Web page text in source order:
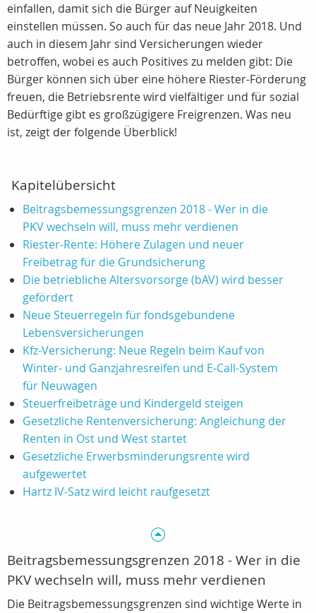
einfallen, damit sich die Bürger auf Neuigkeiten
einstellen müssen. So auch für das neue Jahr 2018. Und
auch in diesem Jahr sind Versicherungen wieder
betroffen, wobei es auch Positives zu melden gibt: Die
Bürger können sich über eine höhere Riester-Förderung
freuen, die Betriebsrente wird vielfältiger und für sozial
Bedürftige gibt es großzügigere Freigrenzen. Was neu
ist, zeigt der folgende Überblick!
Kapitelübersicht
Beitragsbemessungsgrenzen 2018 - Wer in die
PKV wechseln will, muss mehr verdienen
Riester-Rente: Höhere Zulagen und neuer
Freibetrag für die Grundsicherung
Die betriebliche Altersvorsorge (bAV) wird besser
gefördert
Neue Steuerregeln für fondsgebundene
Lebensversicherungen
Kfz-Versicherung: Neue Regeln beim Kauf von
Winter- und Ganzjahresreifen und E-Call-System
für Neuwagen
Steuerfreibeträge und Kindergeld steigen
Gesetzliche Rentenversicherung: Angleichung der
Renten in Ost und West startet
Gesetzliche Erwerbsminderungsrente wird
aufgewertet
Hartz IV-Satz wird leicht raufgesetzt
Beitragsbemessungsgrenzen 2018 - Wer in die
PKV wechseln will, muss mehr verdienen
Die Beitragsbemessungsgrenzen sind wichtige Werte in